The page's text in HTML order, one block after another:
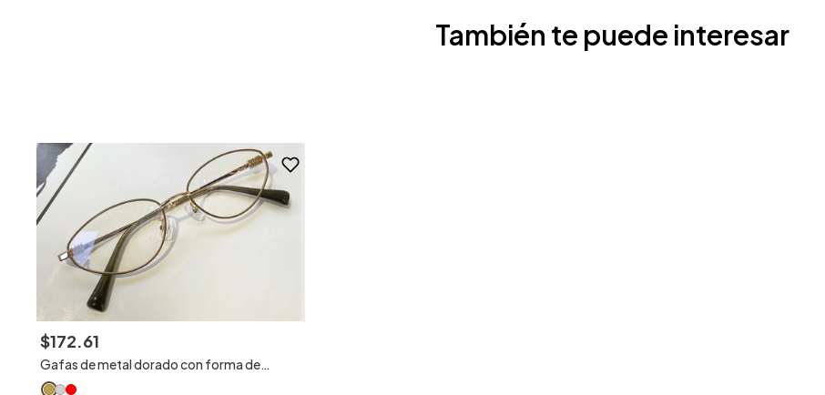
También te puede interesar
$172.61
Gafas de metal dorado con forma de
mariposa